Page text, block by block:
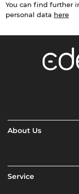
You can find further
personal data here
About Us
Service